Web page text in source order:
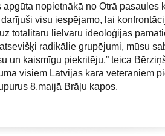
nopietnākā no Otrā pasaules
visu iespējamo, lai
totalitāru lielvaru ideoloģijas
radikālie grupējumi, mūsu
un kaismīgu piekritēju,” teica
visiem Latvijas kara veterāniem
8.maijā Brāļu kapos.